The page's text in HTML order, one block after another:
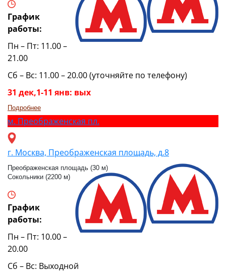
График
работы:
Пн – Пт: 11.00 –
21.00
Сб – Вс: 11.00 – 20.00 (уточняйте по телефону)
31 дек,1-11 янв: вых
Подробнее
м. Преображенская пл.
г. Москва, Преображенская площадь, д.8
Преображенская площадь (30 м)
Сокольники (2200 м)
График
работы:
Пн – Пт: 10.00 –
20.00
Сб – Вс: Выходной